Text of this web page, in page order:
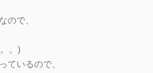
ので、
。)
ているので、